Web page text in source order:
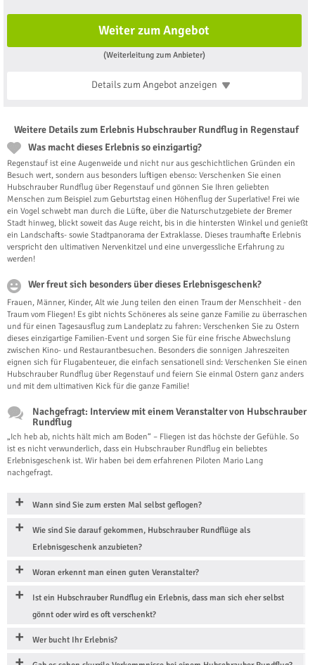
Weiter zum Angebot
(Weiterleitung zum Anbieter)
Details zum Angebotanzeigen
Weitere Details zum Erlebnis Hubschrauber Rundflug in Regenstauf
Was macht dieses Erlebnis so einzigartig?
Regenstauf ist eine Augenweide und nicht nur aus geschichtlichen Gründen ein
Besuch wert, sondern aus besonders luftigen ebenso: Verschenken Sie einen
Hubschrauber Rundflug über Regenstauf und gönnen Sie Ihren geliebten
Menschen zum Beispiel zum Geburtstag einen Höhenflug der Superlative! Frei wie
ein Vogel schwebt man durch die Lüfte, über die Naturschutzgebiete der Bremer
Stadt hinweg, blickt soweit das Auge reicht, bis in die hintersten Winkel und genießt
ein Landschafts- sowie Stadtpanorama der Extraklasse. Dieses traumhafte Erlebnis
verspricht den ultimativen Nervenkitzel und eine unvergessliche Erfahrung zu
werden!
Wer freut sich besonders über dieses Erlebnisgeschenk?
Frauen, Männer, Kinder, Alt wie Jung teilen den einen Traum der Menschheit - den
Traum vom Fliegen! Es gibt nichts Schöneres als seine ganze Familie zu überraschen
und für einen Tagesausflug zum Landeplatz zu fahren: Verschenken Sie zu Ostern
dieses einzigartige Familien-Event und sorgen Sie für eine frische Abwechslung
zwischen Kino- und Restaurantbesuchen. Besonders die sonnigen Jahreszeiten
eignen sich für Flugabenteuer, die einfach sensationell sind: Verschenken Sie einen
Hubschrauber Rundflug über Regenstauf und feiern Sie einmal Ostern ganz anders
und mit dem ultimativen Kick für die ganze Familie!
Nachgefragt: Interview mit einem Veranstalter von Hubschrauber
Rundflug
„Ich heb ab, nichts hält mich am Boden“ – Fliegen ist das höchste der Gefühle. So
ist es nicht verwunderlich, dass ein Hubschrauber Rundflug ein beliebtes
Erlebnisgeschenk ist. Wir haben bei dem erfahrenen Piloten Mario Lang
nachgefragt.
Wann sind Sie zum ersten Mal selbst geflogen?
Wie sind Sie darauf gekommen, Hubschrauber Rundflüge als
Erlebnisgeschenk anzubieten?
Woran erkennt man einen guten Veranstalter?
Ist ein Hubschrauber Rundflug ein Erlebnis, dass man sich eher selbst
gönnt oder wird es oft verschenkt?
Wer bucht Ihr Erlebnis?